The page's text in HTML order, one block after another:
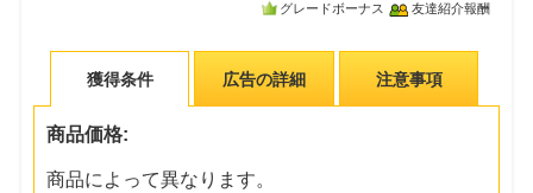
グレードボーナス 友達紹介報酬
獲得条件 広告の詳細 注意事項
商品価格:
商品によって異なります。